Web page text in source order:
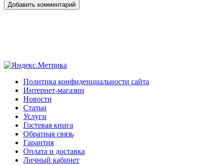
Добавить комментарий
Политика конфиденциальности сайта
Интернет-магазин
Новости
Статьи
Услуги
Гостевая книга
Обратная связь
Гарантия
Оплата и доставка
Личный кабинет